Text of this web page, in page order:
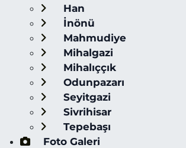
Han
İnönü
Mahmudiye
Mihalgazi
Mihalıççık
Odunpazarı
Seyitgazi
Sivrihisar
Tepebaşı
Foto Galeri